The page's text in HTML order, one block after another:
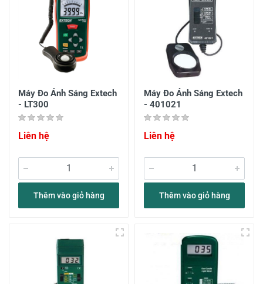
Máy Đo Ánh Sáng Extech
- LT300
Liên hệ
Thêm vào giỏ hàng
Máy Đo Ánh Sáng Extech
- 401021
Liên hệ
Thêm vào giỏ hàng